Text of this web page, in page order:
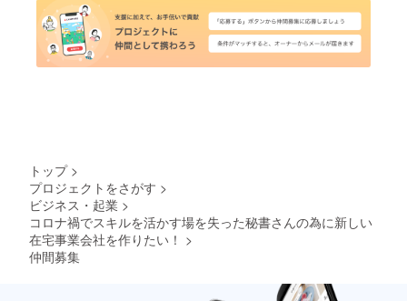
トップ >
プロジェクトをさがす >
ビジネス・起業 >
コロナ禍でスキルを活かす場を失った秘書さんの為に新しい
在宅事業会社を作りたい！ >
仲間募集